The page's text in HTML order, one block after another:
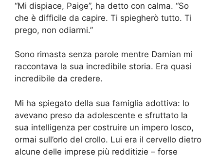
“Mi dispiace, Paige”, ha detto con calma. “So
che è difficile da capire. Ti spiegherò tutto. Ti
prego, non odiarmi.”
Sono rimasta senza parole mentre Damian mi
raccontava la sua incredibile storia. Era quasi
incredibile da credere.
Mi ha spiegato della sua famiglia adottiva: lo
avevano preso da adolescente e sfruttato la
sua intelligenza per costruire un impero losco,
ormai sull’orlo del crollo. Lui era il cervello dietro
alcune delle imprese più redditizie – forse